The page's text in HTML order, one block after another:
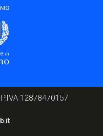
12878470157